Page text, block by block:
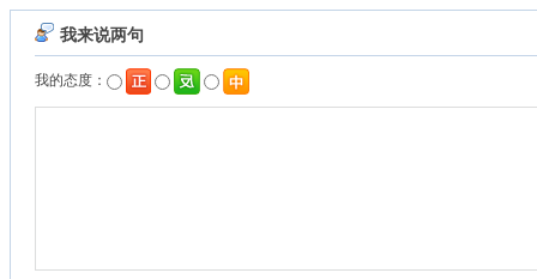
我来说两句
我的态度：